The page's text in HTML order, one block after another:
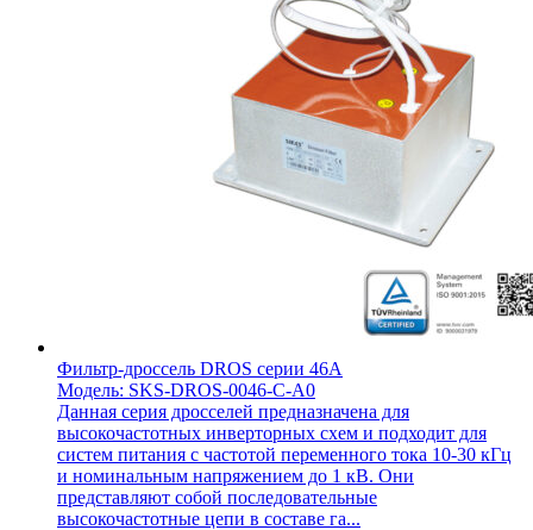
Фильтр-дроссель DROS серии 46A
Модель: SKS-DROS-0046-C-A0
Данная серия дросселей предназначена для
высокочастотных инверторных схем и подходит для
систем питания с частотой переменного тока 10-30 кГц
и номинальным напряжением до 1 кВ. Они
представляют собой последовательные
высокочастотные цепи в составе га...